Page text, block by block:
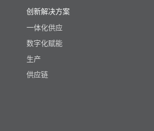
创新解决方案
一体化供应
数字化赋能
生产
供应链